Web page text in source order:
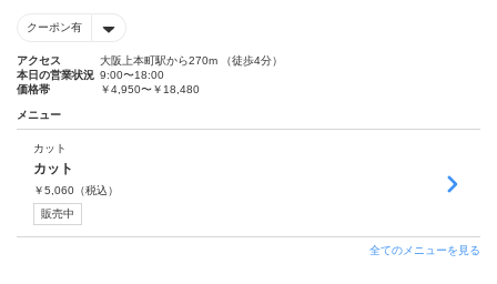
クーポン有
アクセス
大阪上本町駅から270m （徒歩4分）
本日の営業状況 9:00〜18:00
価格帯
￥4,950〜￥18,480
メニュー
カット
カット
￥5,060 （税込）
販売中
全てのメニューを見る